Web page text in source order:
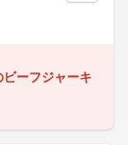
ーフジャーキ